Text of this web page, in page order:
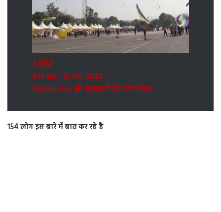
1,082
8:14 am – 15 जन॰ 2020
Twitter Ads की जानकारी और गोपनीयता
154 लोग इस बारे में बात कर रहे हैं